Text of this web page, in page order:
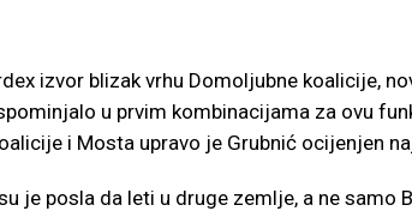
izvor blizak vrhu Domoljubne koalicije,
u prvim kombinacijama za ovu
i Mosta upravo je Grubnić ocijenjen
je posla da leti u druge zemlje, a ne samo